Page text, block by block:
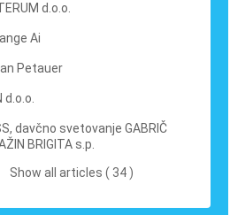
d.o.o.
Ai
Petauer
d.o.o.
davčno svetovanje GABRIČ
BRIGITA s.p.
Show all articles ( 34 )